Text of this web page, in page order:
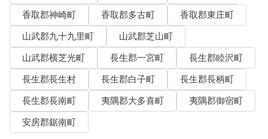
香取郡神崎町
香取郡多古町
香取郡東庄町
山武郡九十九里町
山武郡芝山町
山武郡横芝光町
長生郡一宮町
長生郡睦沢町
長生郡長生村
長生郡白子町
長生郡長柄町
長生郡長南町
夷隅郡大多喜町
夷隅郡御宿町
安房郡鋸南町